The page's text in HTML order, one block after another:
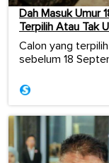
Dah Masuk Umur
Terpilih Atau Tak
Calon yang
sebelum 18